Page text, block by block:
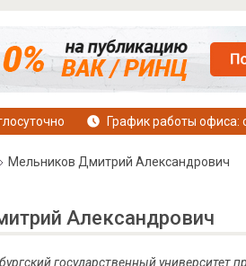
График работы офиса:
Мельников Дмитрий Александрович
Александрович
государственный университет